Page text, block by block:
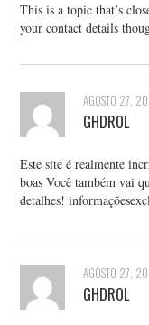
This is a topic that’s
your contact details
AGOSTO 27,
GHDROL
Este site é realmente
boas Você também vai
detalhes!
AGOSTO 27,
GHDROL